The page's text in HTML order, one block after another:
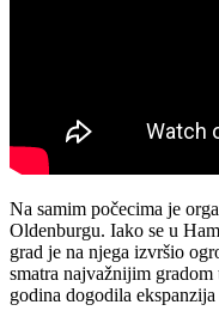
Na samim počecima je
Oldenburgu. Iako se u
grad je na njega izvršio
smatra najvažnijim
godina dogodila